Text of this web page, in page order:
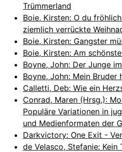
Trümmerland
Boie, Kirsten: O du
ziemlich verrückte
Boie, Kirsten: Gangster
Boie, Kirsten: Am
Boyne, John: Der Junge
Boyne, John: Mein Bruder
Calletti, Deb: Wie ein
Conrad, Maren (Hrsg.):
Populäre Variationen in
und Medienformaten der
Darkvictory: One Exit -
de Velasco, Stefanie: Kein